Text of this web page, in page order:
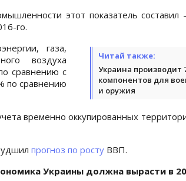
этот показатель составил
го.
Читай также:
Украина производит
компонентов для
и оружия
газа,
воздуха
сравнению с
по сравнению
временно оккупированных
прогноз по росту ВВП.
Украины должна вырасти в